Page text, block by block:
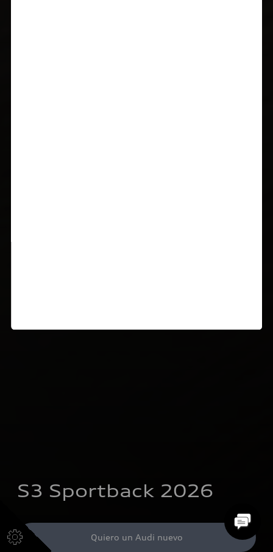
S3 Sportback 2026
Quiero un Audi nuevo